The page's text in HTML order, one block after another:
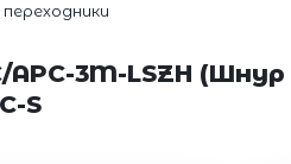
3M-LSZH
S